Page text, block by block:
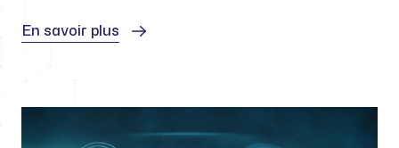
En savoir plus